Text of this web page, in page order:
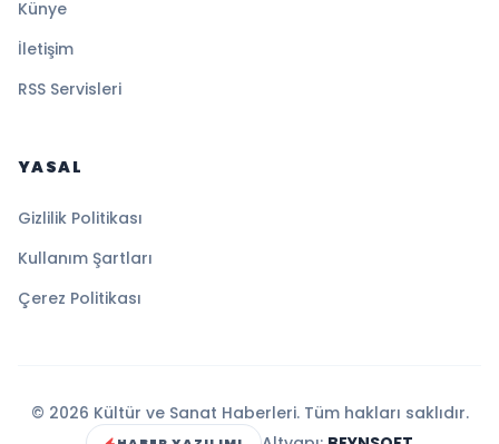
Künye
İletişim
RSS Servisleri
YASAL
Gizlilik Politikası
Kullanım Şartları
Çerez Politikası
© 2026 Kültür ve Sanat Haberleri. Tüm hakları saklıdır.